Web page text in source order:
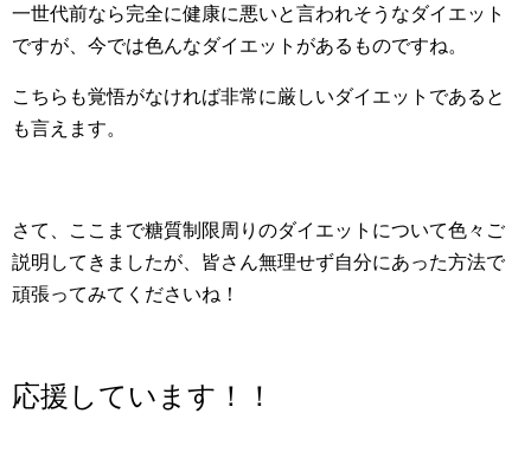
一世代前なら完全に健康に悪いと言われそうなダイエット
ですが、今では色んなダイエットがあるものですね。
こちらも覚悟がなければ非常に厳しいダイエットであると
も言えます。
さて、ここまで糖質制限周りのダイエットについて色々ご
説明してきましたが、皆さん無理せず自分にあった方法で
頑張ってみてくださいね！
応援しています！！